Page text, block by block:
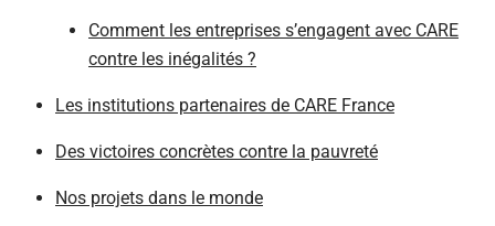
Comment les entreprises s’engagent avec CARE
contre les inégalités ?
Les institutions partenaires de CARE France
Des victoires concrètes contre la pauvreté
Nos projets dans le monde